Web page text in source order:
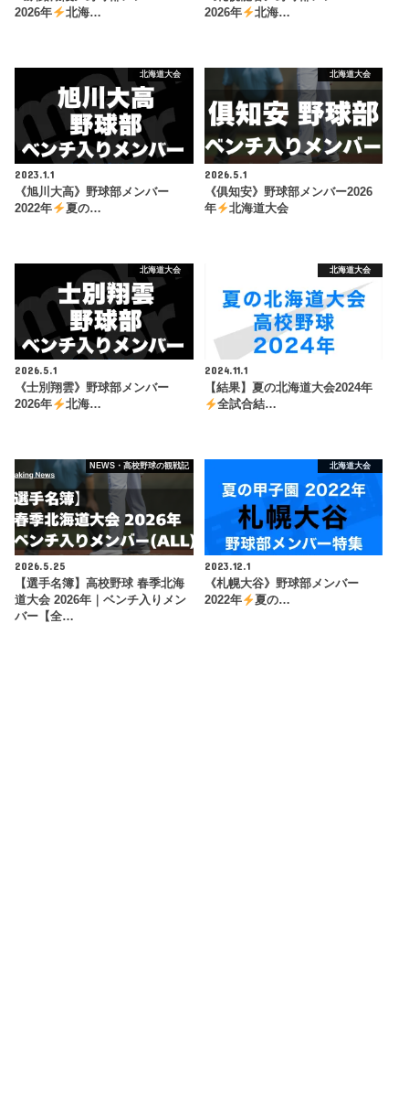
2026年
北海…
2026年
北海…
北海道大会
2023.1.1
《旭川大高》野球部メンバー
2022年
夏の…
北海道大会
2026.5.1
《俱知安》野球部メンバー2026
年
北海道大会
北海道大会
2026.5.1
《士別翔雲》野球部メンバー
2026年
北海…
北海道大会
2024.11.1
【結果】夏の北海道大会2024年
全試合結…
NEWS・高校野球の観戦記
2026.5.25
【選手名簿】高校野球 春季北海
道大会 2026年｜ベンチ入りメン
バー【全…
北海道大会
2023.12.1
《札幌大谷》野球部メンバー
2022年
夏の…